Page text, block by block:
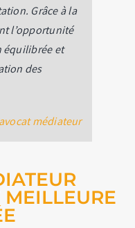
Grâce à la
l’opportunité
équilibrée et
des
médiateur
MEILLEURE